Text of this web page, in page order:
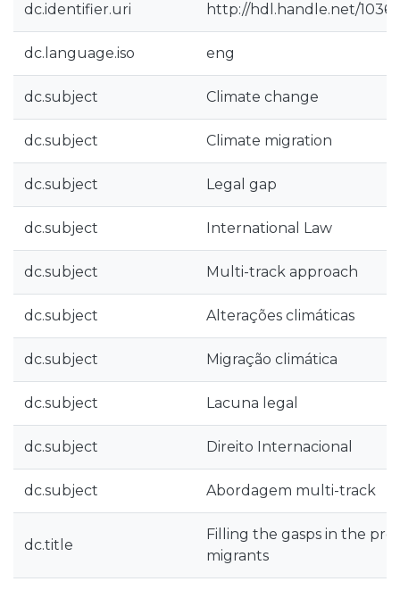
dc.identifier.uri http://hdl.handle.net/
dc.language.iso eng
dc.subject Climate change
dc.subject Climate migration
dc.subject Legal gap
dc.subject International Law
dc.subject Multi-track approach
dc.subject Alterações climáticas
dc.subject Migração climática
dc.subject Lacuna legal
dc.subject Direito Internacional
dc.subject Abordagem multi-track
dc.title
Filling the gasps in the
migrants